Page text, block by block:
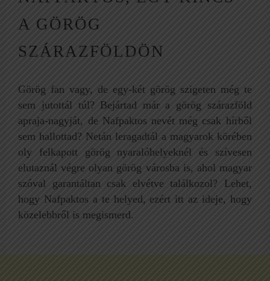
A GÖRÖG
SZÁRAZFÖLDÖN
Görög fan vagy, de egy-két görög szigeten még te
sem jutottál túl? Bejártad már a görög szárazföld
apraja-nagyját, de Nafpaktos nevét még csak hírből
sem hallottad? Netán leragadtál a magyarok körében
oly felkapott görög nyaralóhelyeknél és szívesen
elutaznál végre olyan görög városba is, ahol magyar
szóval garantáltan csak elvétve találkozol? Lehet,
hogy Nafpaktos a te helyed, ezért itt az ideje, hogy
közelebbről is megismerd.